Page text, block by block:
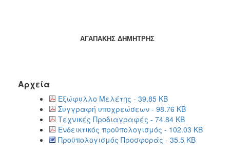
ΑΓΑΠΑΚΗΣ ΔΗΜΗΤΡΗΣ
Αρχεία
Εξώφυλλο Μελέτης - 39.85 KB
Συγγραφή υποχρεώσεων - 98.76 KB
Τεχνικές Προδιαγραφές - 74.84 KB
Ενδεικτικός προϋπολογισμός - 102.03 KB
Προϋπολογισμός Προσφοράς - 35.5 KB